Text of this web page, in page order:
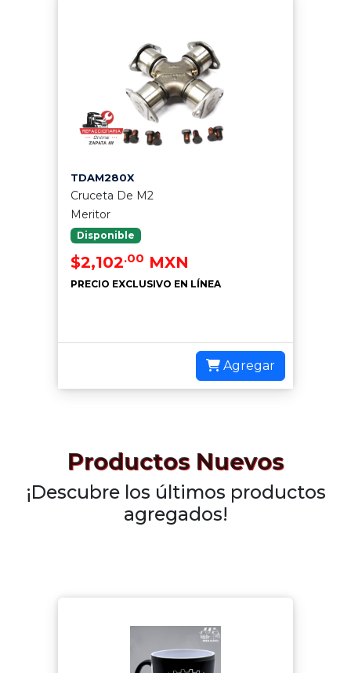
TDAM280X
Cruceta De M2
Meritor
Disponible
$2,102.00 MXN
PRECIO EXCLUSIVO EN LÍNEA
Agregar
Productos Nuevos
¡Descubre los últimos productos
agregados!